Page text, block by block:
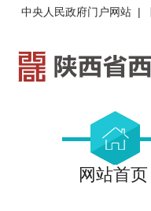
中央人民政府门户网站 |
网站首页